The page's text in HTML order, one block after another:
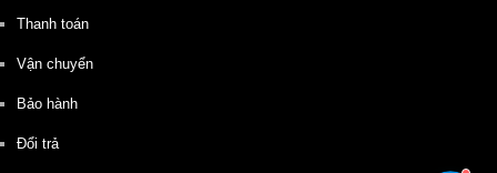
Thanh toán
Vận chuyển
Bảo hành
Đổi trả